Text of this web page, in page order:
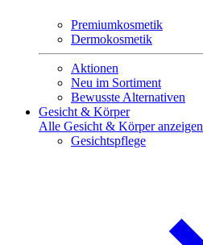
Premiumkosmetik
Dermokosmetik
Aktionen
Neu im Sortiment
Bewusste Alternativen
Gesicht & Körper
Alle Gesicht & Körper anzeigen
Gesichtspflege